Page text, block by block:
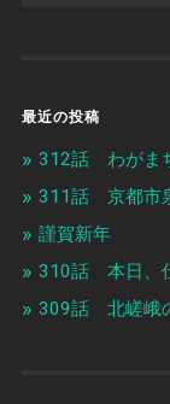
最近の投稿
312話 わがま
311話 京都市
謹賀新年
310話 本日、
309話 北嵯峨